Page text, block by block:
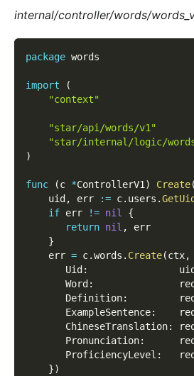
internal/controller/words/
package words
import
(
"context"
"star/api/words/v1"
"star/internal/logic/
)
func (c *ControllerV1) Create(
    uid
, err := c. users .GetUid
if err != nil
{
return nil ,
err
}
    err
= c.words . Create(ctx,
       Uid
:
                uid
       Word
:
       Definition
:
       ExampleSentence
:
       ChineseTranslation
:
       Pronunciation
:
       ProficiencyLevel
:
})